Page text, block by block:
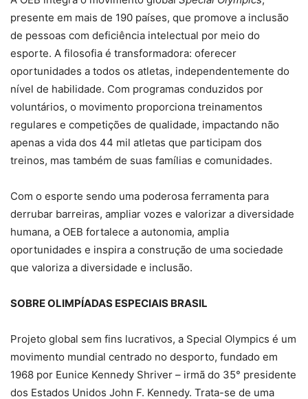
presente em mais de 190 países, que promove a inclusão
de pessoas com deficiência intelectual por meio do
esporte. A filosofia é transformadora: oferecer
oportunidades a todos os atletas, independentemente do
nível de habilidade. Com programas conduzidos por
voluntários, o movimento proporciona treinamentos
regulares e competições de qualidade, impactando não
apenas a vida dos 44 mil atletas que participam dos
treinos, mas também de suas famílias e comunidades.
Com o esporte sendo uma poderosa ferramenta para
derrubar barreiras, ampliar vozes e valorizar a diversidade
humana, a OEB fortalece a autonomia, amplia
oportunidades e inspira a construção de uma sociedade
que valoriza a diversidade e inclusão.
SOBRE OLIMPÍADAS ESPECIAIS BRASIL
Projeto global sem fins lucrativos, a Special Olympics é um
movimento mundial centrado no desporto, fundado em
1968 por Eunice Kennedy Shriver – irmã do 35° presidente
dos Estados Unidos John F. Kennedy. Trata-se de uma